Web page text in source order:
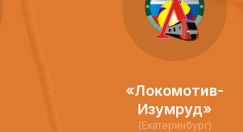
«Локомотив-
Изумруд»
(Екатеринбург)